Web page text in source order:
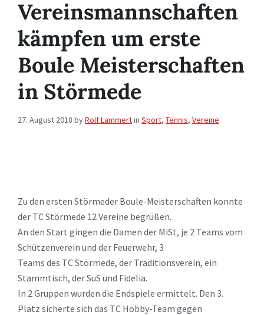
Vereinsmannschaften
kämpfen um erste
Boule Meisterschaften
in Störmede
27. August 2018 byRolf Lammertin Sport, Tennis, Vereine
Zu den ersten Störmeder Boule-Meisterschaften konnte
der TC Störmede 12 Vereine begrüßen.
An den Start gingen die Damen der MiSt, je 2 Teams vom
Schützenverein und der Feuerwehr, 3
Teams des TC Störmede, der Traditionsverein, ein
Stammtisch, der SuS und Fidelia.
In 2 Gruppen wurden die Endspiele ermittelt. Den 3.
Platz sicherte sich das TC Hobby-Team gegen